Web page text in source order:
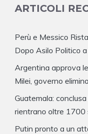
ARTICOLI
Perù e Messico
Dopo Asilo Politico
Argentina approva
Milei, governo
Guatemala: conclusa
rientrano oltre 1700
Putin pronto a un